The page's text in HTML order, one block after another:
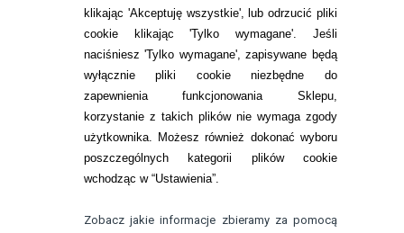
klikając 'Akceptuję wszystkie', lub odrzucić pliki
cookie klikając 'Tylko wymagane'. Jeśli
naciśniesz 'Tylko wymagane', zapisywane będą
wyłącznie pliki cookie niezbędne do
zapewnienia funkcjonowania Sklepu,
korzystanie z takich plików nie wymaga zgody
użytkownika. Możesz również dokonać wyboru
poszczególnych kategorii plików cookie
wchodząc w “Ustawienia”.
Zobacz jakie informacje zbieramy za pomocą
Zwrot (odstąpienie od umowy)
ZMIEŃ USTAWIENIA ZGODY NA CIASTECZKA
KONTAKT
telefon:
22 113 44 42
telefon:
732 08 08 72